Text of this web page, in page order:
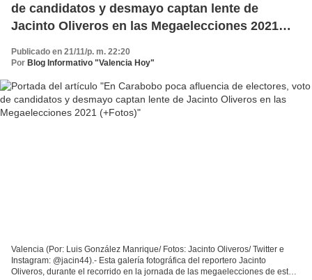
de candidatos y desmayo captan lente de
Jacinto Oliveros en las Megaelecciones 2021
Publicado en 21/11/p. m. 22:20
Por Blog Informativo "Valencia Hoy"
Valencia (Por: Luis González Manrique/ Fotos: Jacinto Oliveros/ Twitter e
Instagram: @jacin44).- Esta galería fotográfica del reportero Jacinto
Oliveros, durante el recorrido en la jornada de las megaelecciones de este